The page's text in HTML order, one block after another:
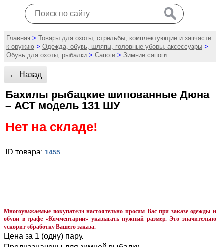
Главная > Товары для охоты, стрельбы, комплектующие и запчасти
к оружию > Одежда, обувь, шляпы, головные уборы, аксессуары >
Обувь для охоты, рыбалки > Сапоги > Зимние сапоги
← Назад
Бахилы рыбацкие шипованные Дюна
– АСТ модель 131 ШУ
Нет на складе!
ID товара: 1455
Многоуважаемые покупатели настоятельно просим Вас при заказе одежды и
обуви в графе «Комментарии» указывать нужный размер. Это значительно
ускорит обработку Вашего заказа.
Цена за 1 (одну) пару.